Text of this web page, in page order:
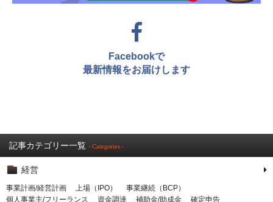
Facebookで
最新情報をお届けします
記事カテゴリー一覧 - Categories -
経営
事業計画/経営計画 上場（IPO）
事業継続（BCP）
個人事業主/フリーランス
資金調達 補助金/助成金 確定申告